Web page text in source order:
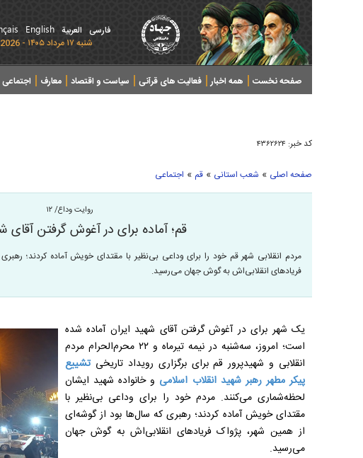
فارسی العربیة English
شنبه ۱۷ مرداد ۱۴۰۵ - 2026 August 08
صفحه نخست همه اخبار فعالیت های قرآنی سیاست و اقتصاد معارف اجتماعی
کد خبر: ۴۳۶۲۶۲۴
صفحه اصلی » شعب استانی » قم » اجتماعی
روایت وداع/ ۱۲
قم؛ آماده برای در آغوش گرفتن آقای
مردم انقلابی شهر قم خود را برای وداعی بی‌نظیر با مقتدای خویش آماده کردند؛
فریاد‌های انقلابی‌اش به گوش جهان می‌رسید.
یک شهر برای در آغوش گرفتن آقای شهید ایران آماده شده
است؛ امروز، سه‌شنبه در نیمه تیرماه و ۲۲ محرم‌الحرام مردم
انقلابی و شهیدپرور قم برای برگزاری رویداد تاریخیتشییع
پیکر مطهر رهبر شهید انقلاب اسلامی و خانواده شهید ایشان
لحظه‌شماری می‌کنند. مردم خود را برای وداعی بی‌نظیر با
مقتدای خویش آماده کردند؛ رهبری که سال‌ها بود از گوشه‌ای
از همین شهر، پژواک فریاد‌های انقلابی‌اش به گوش جهان
می‌رسید.